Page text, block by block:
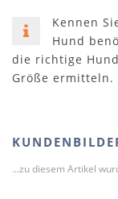
Kennen
Hund
die richtige
Größe ermitteln.
...zu diesem Artikel